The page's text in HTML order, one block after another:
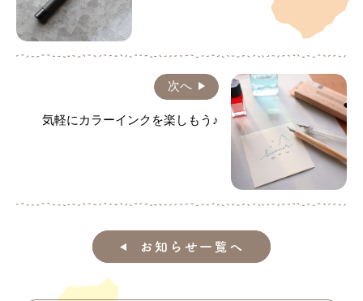
次へ
気軽にカラーインクを楽しもう♪